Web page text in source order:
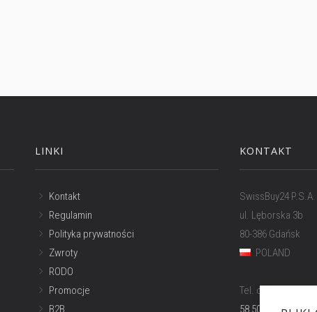
LINKI
Kontakt
Regulamin
Polityka prywatności
Zwroty
RODO
Promocje
B2B
KONTAKT
SwissBuy24 P.S.A.
ul. Lęborska 3b
80-386 Gdańsk
POLAND
Tel. obsługa w
58 500 81 66